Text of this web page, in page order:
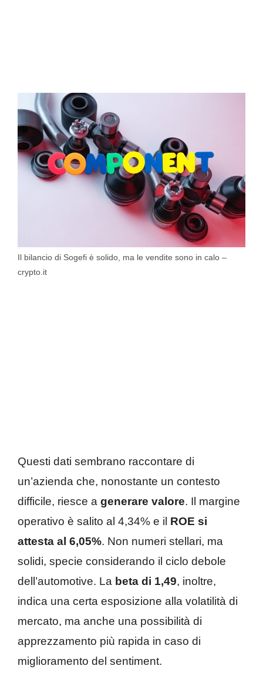
Il bilancio di Sogefi è solido, ma le vendite sono in calo –
crypto.it
Questi dati sembrano raccontare di
un’azienda che, nonostante un contesto
difficile, riesce a generare valore. Il margine
operativo è salito al 4,34% e il ROE si
attesta al 6,05%. Non numeri stellari, ma
solidi, specie considerando il ciclo debole
dell’automotive. La beta di 1,49, inoltre,
indica una certa esposizione alla volatilità di
mercato, ma anche una possibilità di
apprezzamento più rapida in caso di
miglioramento del sentiment.